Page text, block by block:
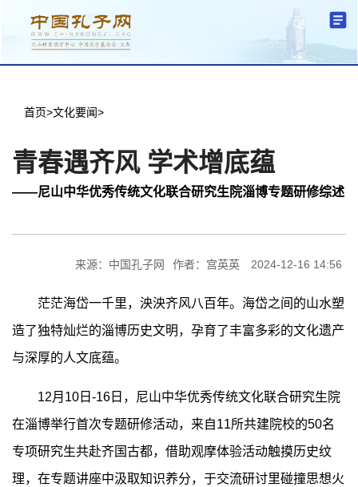
首页>文化要闻>
青春遇齐风 学术增底蕴
——尼山中华优秀传统文化联合研究生院淄博专题研修综述
来源：中国孔子网 作者：宫英英 2024-12-16 14:56
茫茫海岱一千里，泱泱齐风八百年。海岱之间的山水塑
造了独特灿烂的淄博历史文明，孕育了丰富多彩的文化遗产
与深厚的人文底蕴。
12月10日-16日，尼山中华优秀传统文化联合研究生院
在淄博举行首次专题研修活动，来自11所共建院校的50名
专项研究生共赴齐国古都，借助观摩体验活动触摸历史纹
理，在专题讲座中汲取知识养分，于交流研讨里碰撞思想火